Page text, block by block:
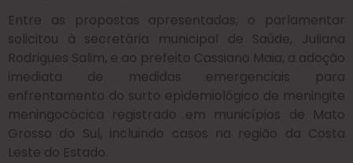
Entre as propostas apresentadas, o parlamentar
solicitou à secretária municipal de Saúde, Juliana
Rodrigues Salim, e ao prefeito Cassiano Maia, a adoção
imediata de medidas emergenciais para
enfrentamento do surto epidemiológico de meningite
meningocócica registrado em municípios de Mato
Grosso do Sul, incluindo casos na região da Costa
Leste do Estado.